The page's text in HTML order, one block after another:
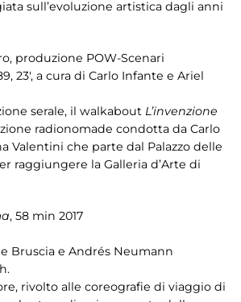
sull’evoluzione artistica dagli anni
produzione POW-Scenari
23', a cura di Carlo Infante e Ariel
serale, il walkabout L’invenzione
radionomade condotta da Carlo
Valentini che parte dal Palazzo delle
raggiungere la Galleria d’Arte di
, 58 min 2017
Bruscia e Andrés Neumann
rivolto alle coreografie di viaggio di